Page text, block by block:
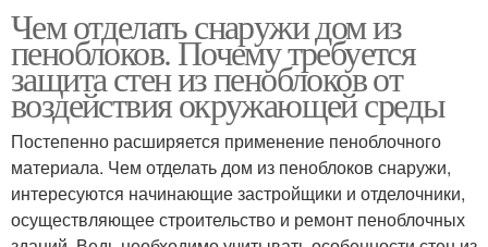
Чем отделать снаружи дом из
пеноблоков. Почему требуется
защита стен из пеноблоков от
воздействия окружающей среды
Постепенно расширяется применение пеноблочного
материала. Чем отделать дом из пеноблоков снаружи,
интересуются начинающие застройщики и отделочники,
осуществляющее строительство и ремонт пеноблочных